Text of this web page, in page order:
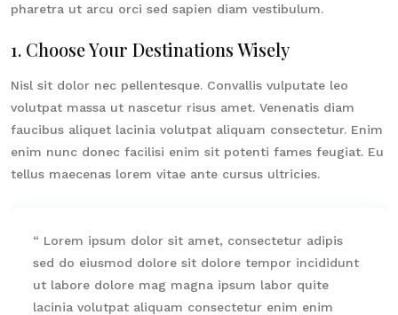
pharetra ut arcu orci sed sapien diam vestibulum.
1. Choose Your Destinations Wisely
Nisl sit dolor nec pellentesque. Convallis vulputate leo
volutpat massa ut nascetur risus amet. Venenatis diam
faucibus aliquet lacinia volutpat aliquam consectetur. Enim
enim nunc donec facilisi enim sit potenti fames feugiat. Eu
tellus maecenas lorem vitae ante cursus ultricies.
“ Lorem ipsum dolor sit amet, consectetur adipis
sed do eiusmod dolore sit dolore tempor incididunt
ut labore dolore mag magna ipsum labor quite
lacinia volutpat aliquam consectetur enim enim